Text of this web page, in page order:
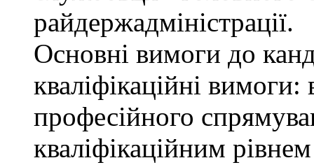
райдержадміністрації.
Основні вимоги до
кваліфікаційні
професійного
кваліфікаційним